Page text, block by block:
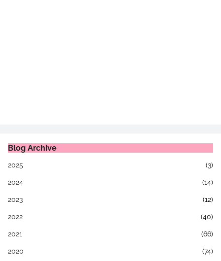
Blog Archive
2025 (3)
2024 (14)
2023 (12)
2022 (40)
2021 (66)
2020 (74)